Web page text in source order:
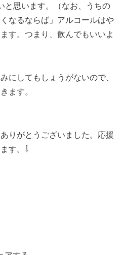
と思います。（なお、うちの
なるならば」アルコールはや
す。つまり、飲んでもいいよ
にしてもしょうがないので、
ます。
りがとうございました。応援
す。⇩